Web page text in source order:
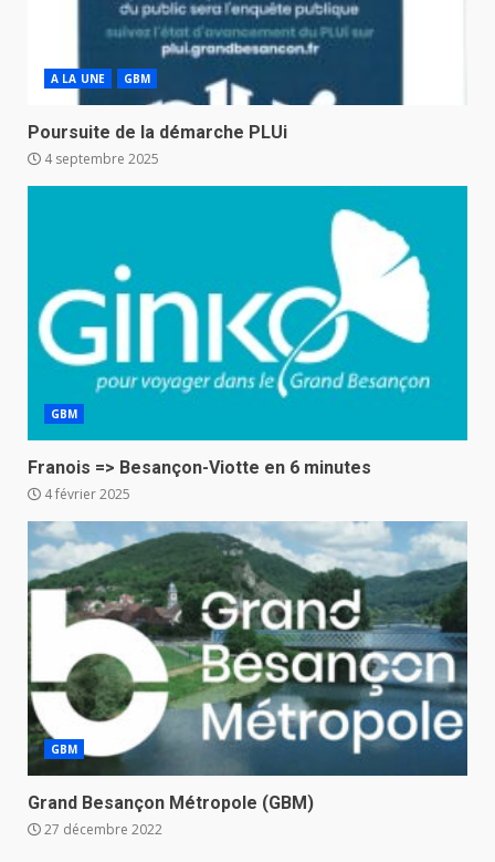
A LA UNE GBM
Poursuite de la démarche PLUi
4 septembre 2025
GBM
Franois => Besançon-Viotte en 6 minutes
4 février 2025
GBM
Grand Besançon Métropole (GBM)
27 décembre 2022